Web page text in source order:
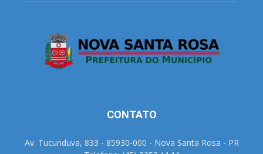
CONTATO
Av. Tucunduva, 833 - 85930-000 - Nova Santa Rosa - PR